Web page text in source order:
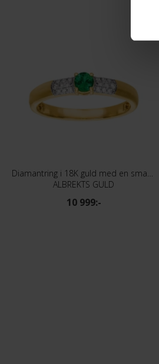
ALBREKTS GULD
10 999:-